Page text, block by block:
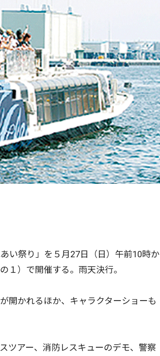
い祭り」を５月27日（日）午前10時か
１）で開催する。雨天決行。
開かれるほか、キャラクターショーも
ツアー、消防レスキューのデモ、警察